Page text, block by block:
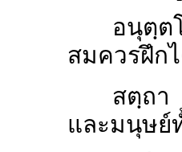
อนุตฺ
สมควรฝึก
สตฺถ
และมนุษย์